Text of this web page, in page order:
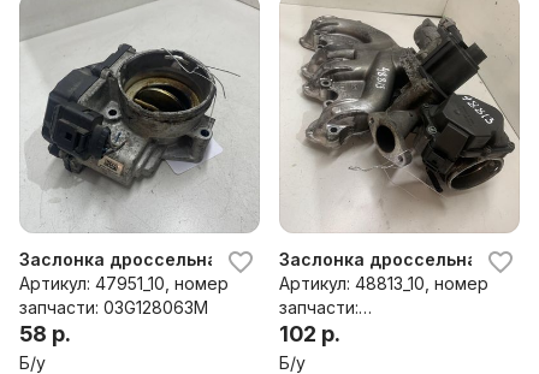
Заслонка дроссельная Skoda Superb, 2007 г.
Артикул: 47951_10, номер
запчасти: 03G128063M
58 р.
Б/у
Заслонка дроссельная
Артикул: 48813_10, номер
запчасти:
03G128063Q,03G129637A,
03G131502
102 р.
Б/у